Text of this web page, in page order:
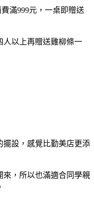
滿999元，一桌即贈送
人以上再贈送雞柳條一
擺設，感覺比勤美店更添
來，所以也滿適合同學親